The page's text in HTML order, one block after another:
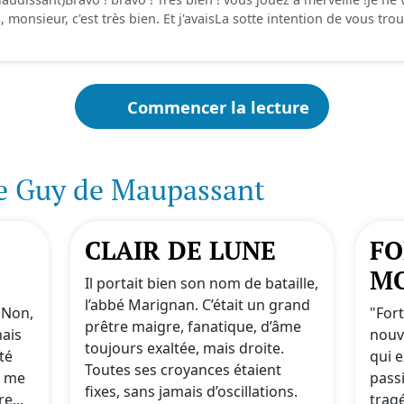
c'est très bien. Et j'avaisLa sotte intention de vous
Commencer la lecture
de Maupassant
me
CLAIR DE LUNE
Il portait bien son nom de bataille,
l’abbé Marignan. C’était un grand
prêtre maigre, fanatique, d’âme
toujours exaltée, mais droite.
Toutes ses croyances étaient
fixes, sans jamais d’oscillations.
qui